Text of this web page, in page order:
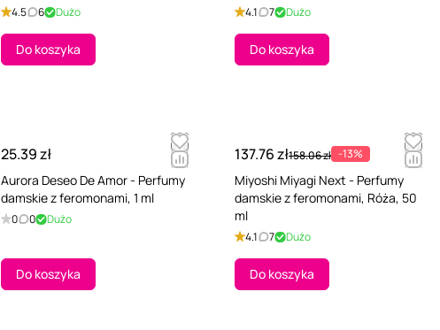
4.5 6 Dużo
Do koszyka
4.1 7 Dużo
Do koszyka
25.39 zł
Aurora Deseo De Amor - Perfumy
damskie z feromonami, 1 ml
0 0 Dużo
Do koszyka
137.76 zł158.06 zł -13%
Miyoshi Miyagi Next - Perfumy
damskie z feromonami, Róża, 50
ml
4.1 7 Dużo
Do koszyka